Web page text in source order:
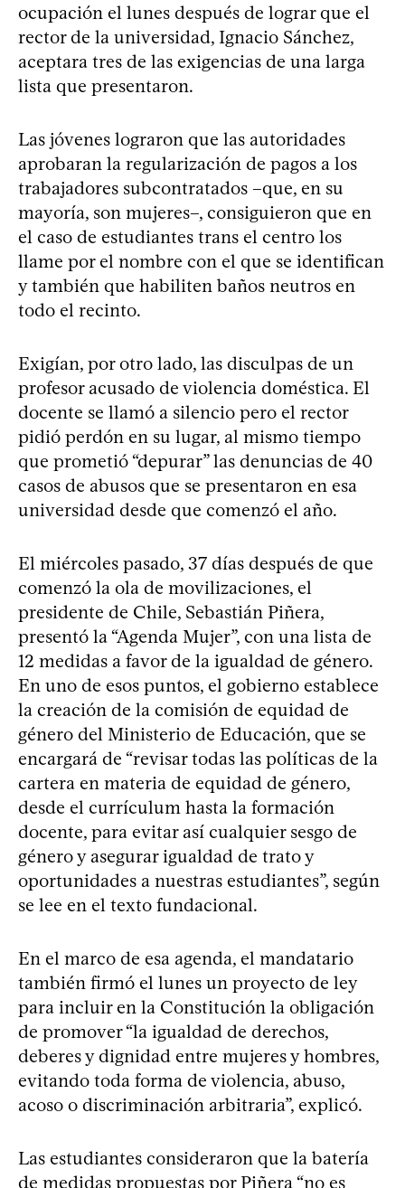
ocupación el lunes después de lograr que el
rector de la universidad, Ignacio Sánchez,
aceptara tres de las exigencias de una larga
lista que presentaron.
Las jóvenes lograron que las autoridades
aprobaran la regularización de pagos a los
trabajadores subcontratados –que, en su
mayoría, son mujeres–, consiguieron que en
el caso de estudiantes trans el centro los
llame por el nombre con el que se identifican
y también que habiliten baños neutros en
todo el recinto.
Exigían, por otro lado, las disculpas de un
profesor acusado de violencia doméstica. El
docente se llamó a silencio pero el rector
pidió perdón en su lugar, al mismo tiempo
que prometió “depurar” las denuncias de 40
casos de abusos que se presentaron en esa
universidad desde que comenzó el año.
El miércoles pasado, 37 días después de que
comenzó la ola de movilizaciones, el
presidente de Chile, Sebastián Piñera,
presentó la “Agenda Mujer”, con una lista de
12 medidas a favor de la igualdad de género.
En uno de esos puntos, el gobierno establece
la creación de la comisión de equidad de
género del Ministerio de Educación, que se
encargará de “revisar todas las políticas de la
cartera en materia de equidad de género,
desde el currículum hasta la formación
docente, para evitar así cualquier sesgo de
género y asegurar igualdad de trato y
oportunidades a nuestras estudiantes”, según
se lee en el texto fundacional.
En el marco de esa agenda, el mandatario
también firmó el lunes un proyecto de ley
para incluir en la Constitución la obligación
de promover “la igualdad de derechos,
deberes y dignidad entre mujeres y hombres,
evitando toda forma de violencia, abuso,
acoso o discriminación arbitraria”, explicó.
Las estudiantes consideraron que la batería
de medidas propuestas por Piñera “no es